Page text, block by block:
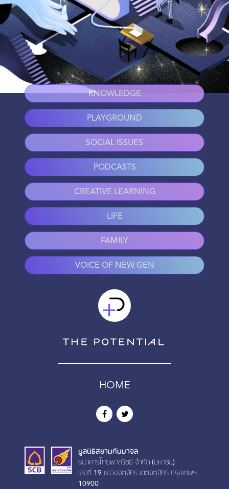
KNOWLEDGE
PLAYGROUND
SOCIAL ISSUES
PODCASTS
CREATIVE LEARNING
LIFE
FAMILY
VOICE OF NEW GEN
HOME
มูลนิธิสยามกัมมาจล
ธนาคารไทยพาณิชย์ จำกัด (มหาชน)
เลขที่ 19 เเขวงจตุจักร เขตจตุจักร กรุงเทพฯ
10900